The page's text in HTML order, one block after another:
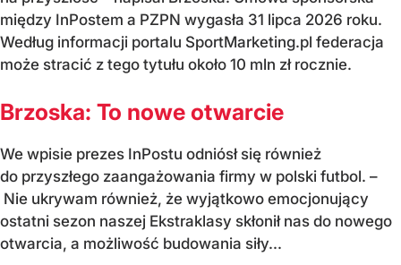
między InPostem a PZPN wygasła 31 lipca 2026 roku.
Według informacji portalu SportMarketing.pl federacja
może stracić z tego tytułu około 10 mln zł rocznie.
Brzoska: To nowe otwarcie
We wpisie prezes InPostu odniósł się również
do przyszłego zaangażowania firmy w polski futbol. –
Nie ukrywam również, że wyjątkowo emocjonujący
ostatni sezon naszej Ekstraklasy skłonił nas do nowego
otwarcia, a możliwość budowania siły...